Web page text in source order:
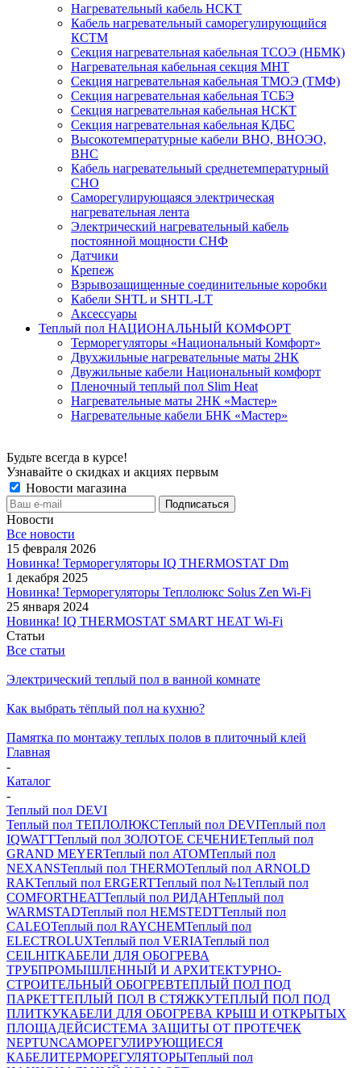
Нагревательный кабель НCKТ
Кабель нагревательный саморегулирующийся
КСТМ
Секция нагревательная кабельная ТСОЭ (НБМК)
Нагревательная кабельная секция МНТ
Секция нагревательная кабельная ТМОЭ (ТМФ)
Секция нагревательная кабельная ТСБЭ
Секция нагревательная кабельная НСКТ
Секция нагревательная кабельная КДБС
Высокотемпературные кабели ВНО, ВНОЭО,
ВНС
Кабель нагревательный среднетемпературный
СНО
Саморегулирующаяся электрическая
нагревательная лента
Электрический нагревательный кабель
постоянной мощности СНФ
Датчики
Крепеж
Взрывозащищенные соединительные коробки
Кабели SHTL и SHTL-LT
Аксессуары
Теплый пол НАЦИОНАЛЬНЫЙ КОМФОРТ
Терморегуляторы «Национальный Комфорт»
Двухжильные нагревательные маты 2НК
Двужильные кабели Национальный комфорт
Пленочный теплый пол Slim Heat
Нагревательные маты 2НК «Мастер»
Нагревательные кабели БНК «Мастер»
Будьте всегда в курсе!
Узнавайте о скидках и акциях первым
Новости магазина
Новости
Все новости
15 февраля 2026
Новинка! Терморегуляторы IQ THERMOSTAT Dm
1 декабря 2025
Новинка! Терморегуляторы Теплолюкс Solus Zen Wi-Fi
25 января 2024
Новинка! IQ THERMOSTAT SMART HEAT Wi-Fi
Статьи
Все статьи
Электрический теплый пол в ванной комнате
Как выбрать тёплый пол на кухню?
Памятка по монтажу теплых полов в плиточный клей
Главная
-
Каталог
-
Теплый пол DEVI
Теплый пол ТЕПЛОЛЮКСТеплый пол DEVIТеплый пол
IQWATTТеплый пол ЗОЛОТОЕ СЕЧЕНИЕТеплый пол
GRAND MEYERТеплый пол ATOMТеплый пол
NEXANSТеплый пол THERMOТеплый пол ARNOLD
RAKТеплый пол ERGERTТеплый пол №1Теплый пол
COMFORTHEATТеплый пол РИДАНТеплый пол
WARMSTADТеплый пол HEMSTEDTТеплый пол
CALEOТеплый пол RAYCHEMТеплый пол
ELECTROLUXТеплый пол VERIAТеплый пол
CEILHITКАБЕЛИ ДЛЯ ОБОГРЕВА
ТРУБПРОМЫШЛЕННЫЙ И АРХИТЕКТУРНО-
СТРОИТЕЛЬНЫЙ ОБОГРЕВТЕПЛЫЙ ПОЛ ПОД
ПАРКЕТТЕПЛЫЙ ПОЛ В СТЯЖКУТЕПЛЫЙ ПОЛ ПОД
ПЛИТКУКАБЕЛИ ДЛЯ ОБОГРЕВА КРЫШ И ОТКРЫТЫХ
ПЛОЩАДЕЙСИСТЕМА ЗАЩИТЫ ОТ ПРОТЕЧЕК
NEPTUNСАМОРЕГУЛИРУЮЩИЕСЯ
КАБЕЛИТЕРМОРЕГУЛЯТОРЫТеплый пол